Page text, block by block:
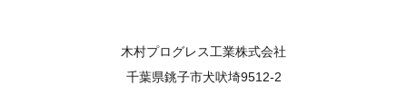
木村プログレス工業株式会社
千葉県銚子市犬吠埼9512-2